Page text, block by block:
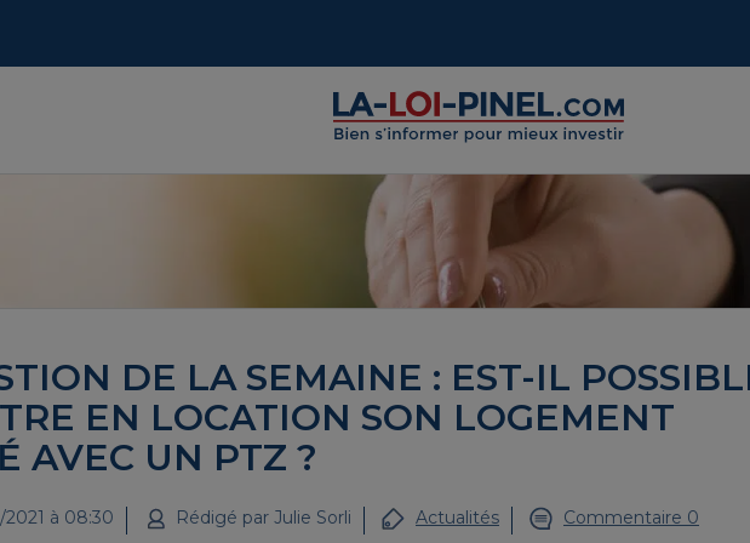
DE LA SEMAINE : EST-IL
EN LOCATION SON LOGEMENT
AVEC UN PTZ ?
à 08:30 Rédigé par Julie Sorli Actualités Commentaire 0